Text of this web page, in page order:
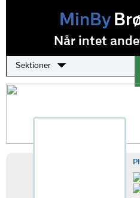
MinBy
Når intet
Sektioner